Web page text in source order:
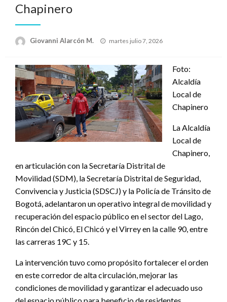
Chapinero
Giovanni Alarcón M.
Publicado
martes julio 7, 2026
Foto:
Alcaldía
Local de
Chapinero
La Alcaldía
Local de
Chapinero,
en articulación con la Secretaría Distrital de
Movilidad (SDM), la Secretaría Distrital de Seguridad,
Convivencia y Justicia (SDSCJ) y la Policía de Tránsito de
Bogotá, adelantaron un operativo integral de movilidad y
recuperación del espacio público en el sector del Lago,
Rincón del Chicó, El Chicó y el Virrey en la calle 90, entre
las carreras 19C y 15.
La intervención tuvo como propósito fortalecer el orden
en este corredor de alta circulación, mejorar las
condiciones de movilidad y garantizar el adecuado uso